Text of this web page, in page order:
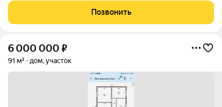
современная оборудованная котельная, площадью 5,2м2,
подходящая под газификацию.-
Позвонить
6 000 000 ₽
91 м² дом, участок